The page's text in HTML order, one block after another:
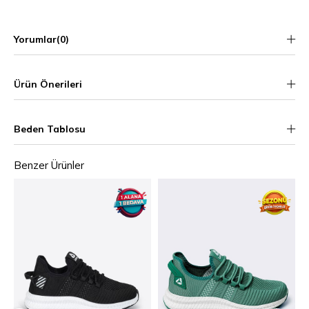
Yorumlar(0)
Ürün Önerileri
Beden Tablosu
Benzer Ürünler